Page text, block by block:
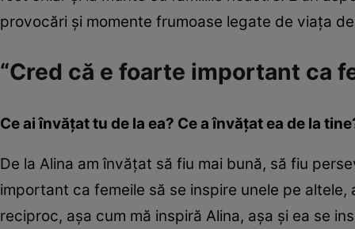
provocări și momente frumoase legate de viața
“Cred că e foarte important ca
Ce ai învățat tu de la ea? Ce a învățat ea de la
De la Alina am învățat să fiu mai bună, să fiu
important ca femeile să se inspire unele pe
reciproc, așa cum mă inspiră Alina, așa și ea se